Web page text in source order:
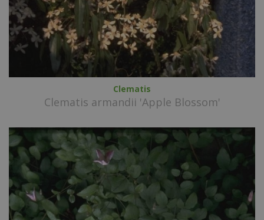
Clematis
Clematis armandii 'Apple Blossom'